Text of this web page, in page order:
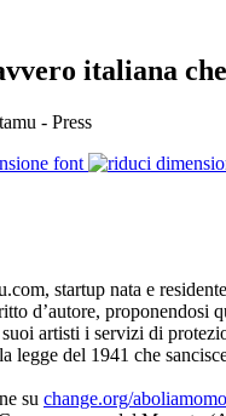
italiana
- Press
font
startup nata e
d’autore,
artisti i servizi di
legge del 1941 che
su change.org/